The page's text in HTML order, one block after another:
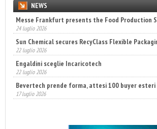
NEWS
Messe Frankfurt presents the Food Production
24 luglio 2026
Sun Chemical secures RecyClass Flexible
22 luglio 2026
Engaldini sceglie Incaricotech
22 luglio 2026
Bevertech prende forma, attesi 100 buyer esteri
17 luglio 2026
Annunciati i finalisti dei Diamonds Awards 2026 di